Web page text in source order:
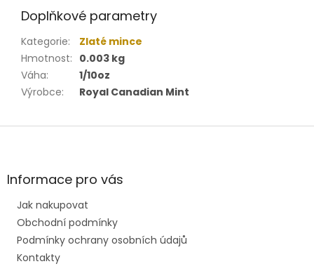
Doplňkové parametry
Kategorie:
Zlaté mince
Hmotnost: 0.003 kg
Váha:
1/10oz
Výrobce: Royal Canadian Mint
Z
aInformace pro vás
Jak nakupovat
Obchodní podmínky
Podmínky ochrany osobních údajů
Kontakty